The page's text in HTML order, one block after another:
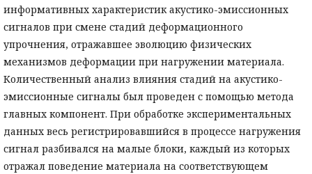
информативных характеристик акустико-эмиссионных
сигналов при смене стадий деформационного
упрочнения, отражавшее эволюцию физических
механизмов деформации при нагружении материала.
Количественный анализ влияния стадий на акустико-
эмиссионные сигналы был проведен с помощью метода
главных компонент. При обработке экспериментальных
данных весь регистрировавшийся в процессе нагружения
сигнал разбивался на малые блоки, каждый из которых
отражал поведение материала на соответствующем